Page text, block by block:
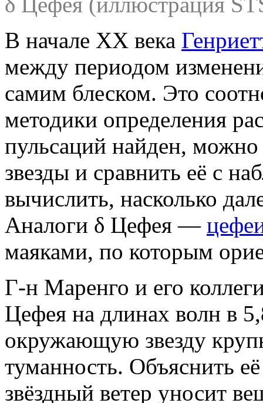
В начале ХХ века
между периодом
самим блеском. Это
методики определения
пульсаций найден,
звезды и сравнить её с
вычислить, насколько
Аналоги δ Цефея —
маяками, по которым
Г-н Маренго и его
Цефея на длинах волн в
окружающую звезду
туманность. Объяснить
звёздный ветер уносит